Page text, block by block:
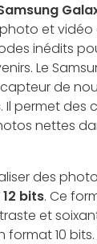
et vidéo
inédits
Le
de
. Il permet des
nettes
des
bits. Ce
et
10 bits.